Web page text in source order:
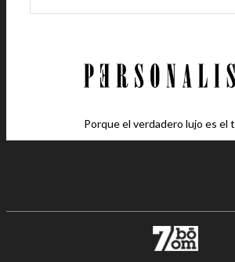
Porque el verdadero lujo es el